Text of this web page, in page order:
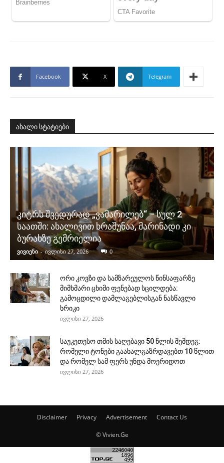
Facebook X Telegram
ახალი სტატიები
კიტრს შვედურად „ვამარილებ“ – სულ 2
საათში: ახალივით ხრაშუნაა, მარინადი კი
ბურახზე გემრიელია
ვივიენი - ივლისი 27, 2026 0
ორი კოვზი და სამზარეულოს წინსაფარზე
მიმხმარი ცხიმი ფენებად სცილდება:
გამოცდილი დამლაგებლისგან ნასწავლი
ხრიკი
ივლისი 27, 2026
საუკეთესო თმის საღებავი 50 წლის შემდეგ:
რომელი ტონები გაახალგაზრდავებთ 10 წლით
და რომელ სამ ფერს უნდა მოერიდოთ
ივლისი 27, 2026
Disclaimer Privacy Advertisement Contact Us
© Vivien.Ge